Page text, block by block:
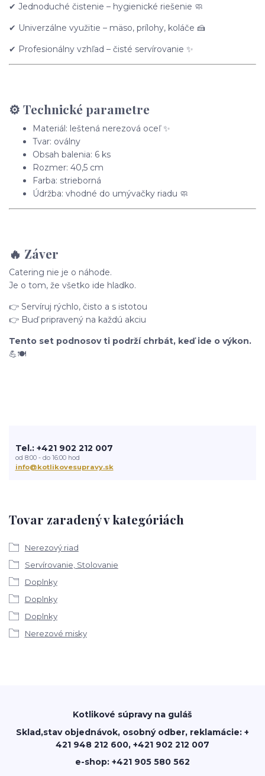
✔ Jednoduché čistenie – hygienické riešenie 🧼
✔ Univerzálne využitie – mäso, prílohy, koláče 🍰
✔ Profesionálny vzhľad – čisté servírovanie ✨
⚙️ Technické parametre
Materiál: leštená nerezová oceľ ✨
Tvar: oválny
Obsah balenia: 6 ks
Rozmer: 40,5 cm
Farba: strieborná
Údržba: vhodné do umývačky riadu 🧼
🔥 Záver
Catering nie je o náhode.
Je o tom, že všetko ide hladko.
👉 Servíruj rýchlo, čisto a s istotou
👉 Buď pripravený na každú akciu
Tento set podnosov ti podrží chrbát, keď ide o výkon.
💪🍽️
Tovar zaradený v kategóriách
Nerezový riad
Servírovanie, Stolovanie
Doplnky
Doplnky
Doplnky
Nerezové misky
Tel.: +421 902 212 007
od 8:00 - do 16:00 hod
info@kotlikovesupravy.sk
Kotlikové súpravy na guláš
Sklad,stav objednávok, osobný odber, reklamácie: +
421 948 212 600, +421 902 212 007
e-shop: +421 905 580 562